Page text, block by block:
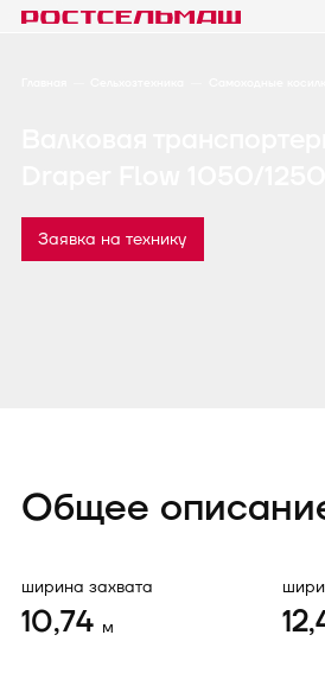
Заявка на технику
Общее
ширина захвата
10,74 м